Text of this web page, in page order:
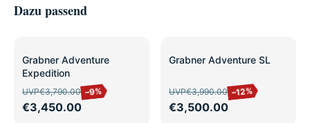
Dazu passend
SALE
Grabner Adventure
Expedition
UVP€3,790.00 –9%
€3,450.00
SALE
Grabner Adventure SL
UVP€3,990.00 –12%
€3,500.00